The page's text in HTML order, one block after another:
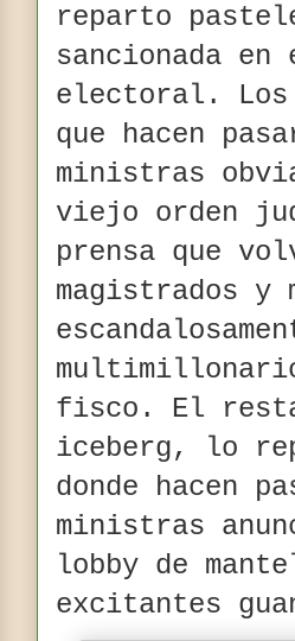
reparto
sancionada
electoral. Los
que hacen
ministras
viejo orden
prensa que
magistrados
fisco. El
iceberg, lo
donde hacen
ministras
lobby de
excitantes